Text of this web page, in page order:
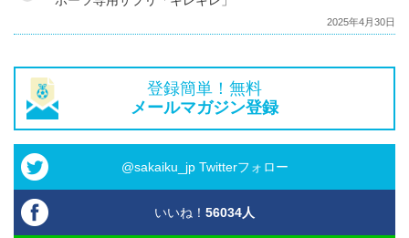
2025年4月30日
登録簡単！無料
メールマガジン登録
@sakaiku_jp Twitterフォロー
いいね！ 56034人